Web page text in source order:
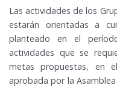
Las actividades de los
estarán orientadas a
planteado en el
actividades que se
metas propuestas, en
aprobada por la